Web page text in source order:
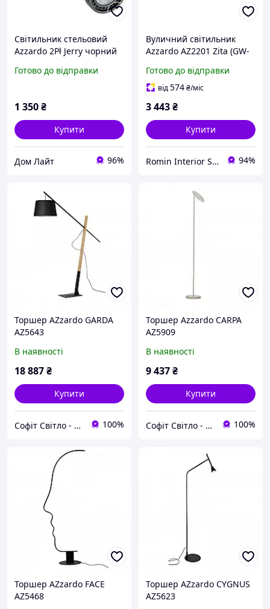
Світильник стельовий
Azzardo 2Pł Jerry чорний
Готово до відправки
1 350₴
Купити
Дом Лайт 96%
Вуличний світильник
Azzardo AZ2201 Zita (GW-
Готово до відправки
від574₴/міс
3 443₴
Купити
Romin Interior Store 94%
Торшер AZzardo GARDA
AZ5643
В наявності
18 887₴
Купити
Софіт Світло - магазин світильників 100%
Торшер Azzardo CARPA
AZ5909
В наявності
9 437₴
Купити
Софіт Світло - магазин світильників 100%
Торшер AZzardo FACE
AZ5468
Торшер AZzardo CYGNUS
AZ5623